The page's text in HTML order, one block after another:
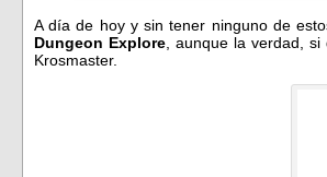
A día de hoy y sin tener ninguno de
Dungeon Explore, aunque la verdad,
Krosmaster.